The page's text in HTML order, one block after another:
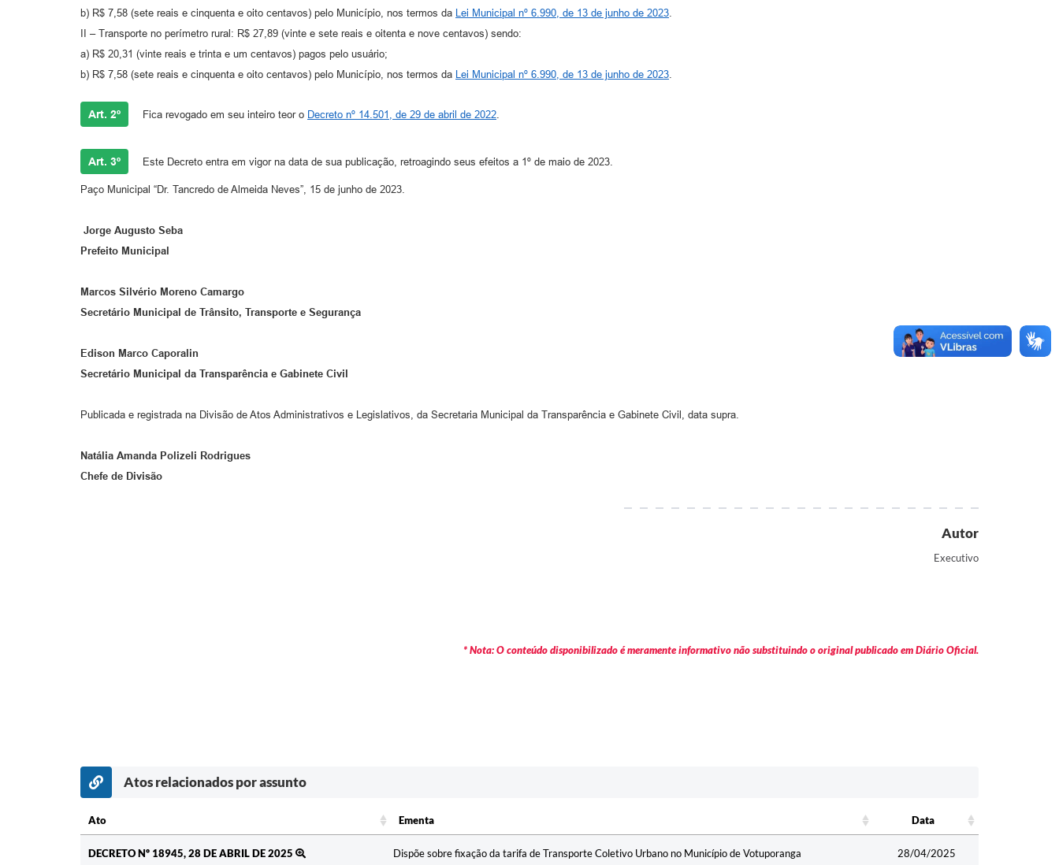
b) R$ 7,58 (sete reais e cinquenta e oito centavos) pelo Município, nos termos da Lei Municipal nº 6.990, de 13 de junho de 2023.
II – Transporte no perímetro rural: R$ 27,89 (vinte e sete reais e oitenta e nove centavos) sendo:
a) R$ 20,31 (vinte reais e trinta e um centavos) pagos pelo usuário;
b) R$ 7,58 (sete reais e cinquenta e oito centavos) pelo Município, nos termos da Lei Municipal nº 6.990, de 13 de junho de 2023.
Art. 2º Fica revogado em seu inteiro teor o Decreto nº 14.501, de 29 de abril de 2022.
Art. 3º Este Decreto entra em vigor na data de sua publicação, retroagindo seus efeitos a 1º de maio de 2023.
Paço Municipal “Dr. Tancredo de Almeida Neves”, 15 de junho de 2023.
Jorge Augusto Seba
Prefeito Municipal
Marcos Silvério Moreno Camargo
Secretário Municipal de Trânsito, Transporte e Segurança
Edison Marco Caporalin
Secretário Municipal da Transparência e Gabinete Civil
Publicada e registrada na Divisão de Atos Administrativos e Legislativos, da Secretaria Municipal da Transparência e Gabinete Civil, data supra.
Natália Amanda Polizeli Rodrigues
Chefe de Divisão
Autor
Executivo
* Nota: O conteúdo disponibilizado é meramente informativo não substituindo o original publicado em Diário Oficial.
Atos relacionados por assunto
Ato Ementa
Data
DECRETO Nº 18945, 28 DE ABRIL DE 2025
Dispõe sobre fixação da tarifa de Transporte Coletivo Urbano no Município de Votuporanga 28/04/2025